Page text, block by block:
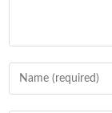
Enter
your